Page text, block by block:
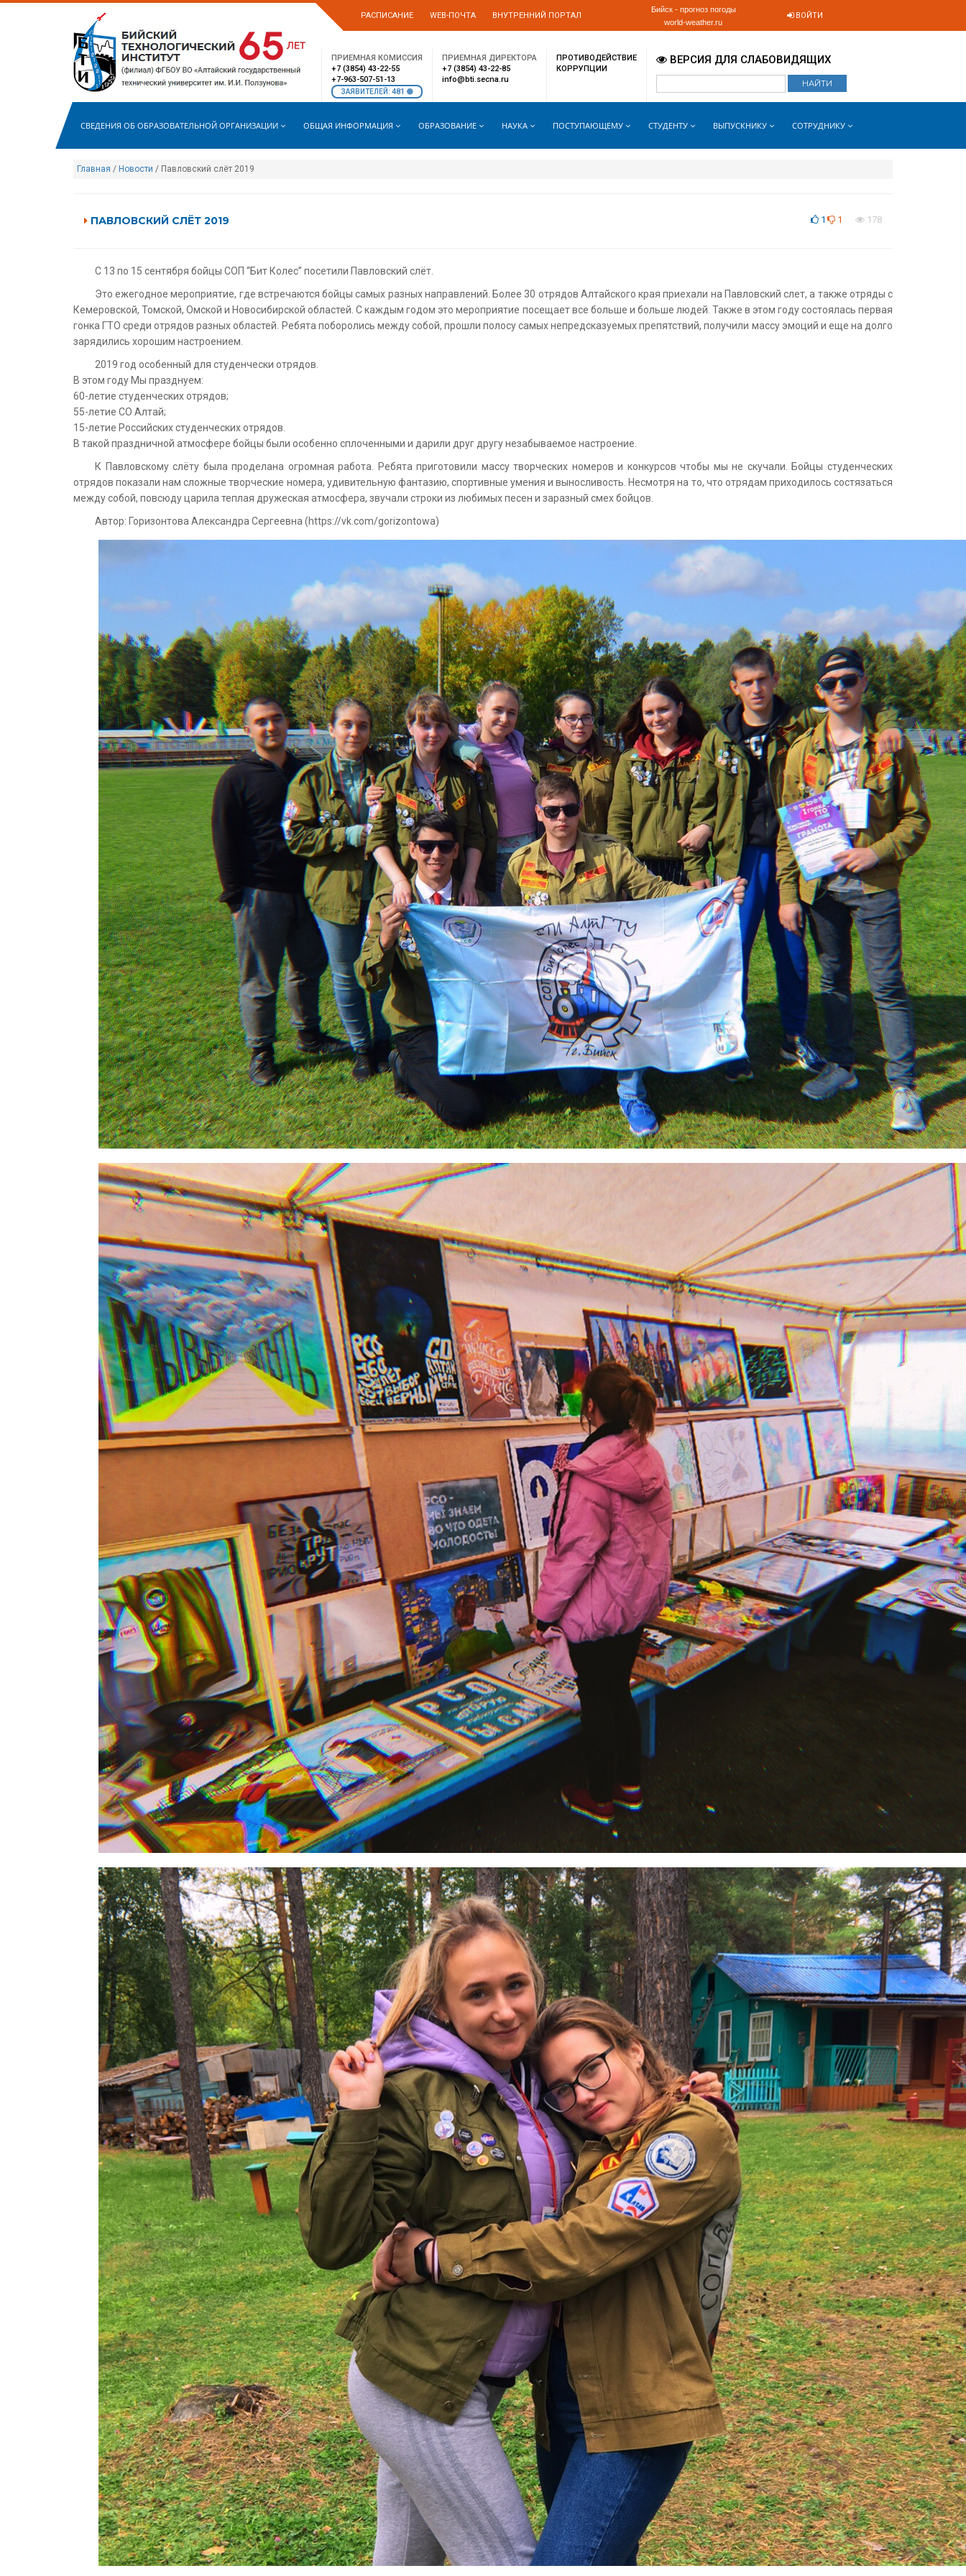
РАСПИСАНИЕ WEB-ПОЧТА ВНУТРЕННИЙ ПОРТАЛ
Бийск - прогноз погоды
world-weather.ru
ВОЙТИ
ПРИЕМНАЯ КОМИССИЯ
+7 (3854) 43-22-55
+7-963-507-51-13
ЗАЯВИТЕЛЕЙ: 481
ПРИЕМНАЯ ДИРЕКТОРА
+7 (3854) 43-22-85
info@bti.secna.ru
ПРОТИВОДЕЙСТВИЕ
КОРРУПЦИИ
ВЕРСИЯ ДЛЯ СЛАБОВИДЯЩИХ
СВЕДЕНИЯ ОБ ОБРАЗОВАТЕЛЬНОЙ ОРГАНИЗАЦИИ ОБЩАЯ ИНФОРМАЦИЯ ОБРАЗОВАНИЕ НАУКА ПОСТУПАЮЩЕМУ СТУДЕНТУ ВЫПУСКНИКУ СОТРУДНИКУ
Главная / Новости / Павловский слёт 2019
ПАВЛОВСКИЙ СЛЁТ 2019 1 1 178
С 13 по 15 сентября бойцы СОП “Бит Колес” посетили Павловский слёт.
Это ежегодное мероприятие, где встречаются бойцы самых разных направлений. Более 30 отрядов Алтайского края приехали на Павловский слет, а также отряды с
Кемеровской, Томской, Омской и Новосибирской областей. С каждым годом это мероприятие посещает все больше и больше людей. Также в этом году состоялась первая
гонка ГТО среди отрядов разных областей. Ребята поборолись между собой, прошли полосу самых непредсказуемых препятствий, получили массу эмоций и еще на долго
зарядились хорошим настроением.
2019 год особенный для студенчески отрядов.
В этом году Мы празднуем:
60-летие студенческих отрядов;
55-летие СО Алтай;
15-летие Российских студенческих отрядов.
В такой праздничной атмосфере бойцы были особенно сплоченными и дарили друг другу незабываемое настроение.
К Павловскому слёту была проделана огромная работа. Ребята приготовили массу творческих номеров и конкурсов чтобы мы не скучали. Бойцы студенческих
отрядов показали нам сложные творческие номера, удивительную фантазию, спортивные умения и выносливость. Несмотря на то, что отрядам приходилось состязаться
между собой, повсюду царила теплая дружеская атмосфера, звучали строки из любимых песен и заразный смех бойцов.
Автор: Горизонтова Александра Сергеевна (https://vk.com/gorizontowa)